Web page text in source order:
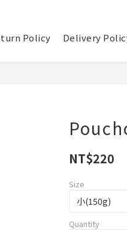
Policy Delivery
NT$220
Size
Quantity